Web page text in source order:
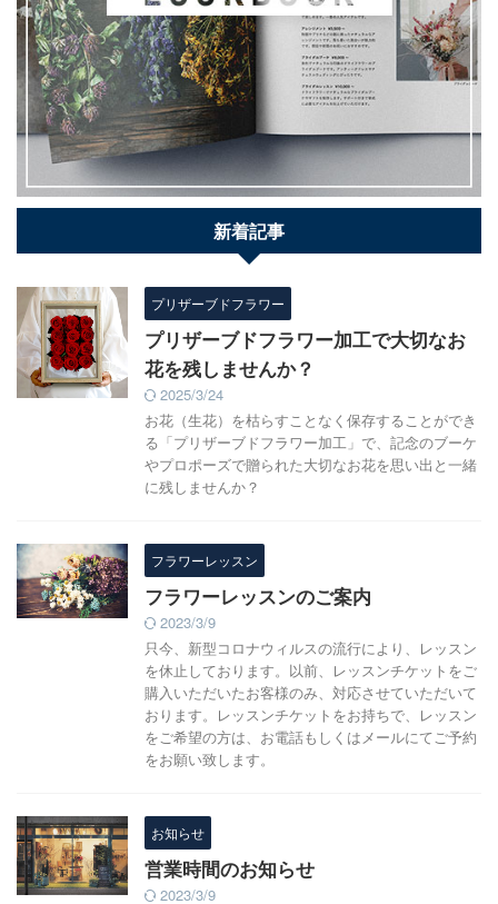
新着記事
プリザーブドフラワー
プリザーブドフラワー加工で大切なお
花を残しませんか？
2025/3/24
お花（生花）を枯らすことなく保存することができ
る「プリザーブドフラワー加工」で、記念のブーケ
やプロポーズで贈られた大切なお花を思い出と一緒
に残しませんか？
フラワーレッスン
フラワーレッスンのご案内
2023/3/9
只今、新型コロナウィルスの流行により、レッスン
を休止しております。以前、レッスンチケットをご
購入いただいたお客様のみ、対応させていただいて
おります。レッスンチケットをお持ちで、レッスン
をご希望の方は、お電話もしくはメールにてご予約
をお願い致します。
お知らせ
営業時間のお知らせ
2023/3/9